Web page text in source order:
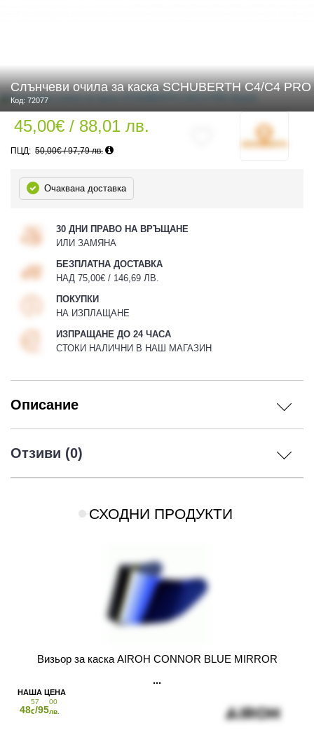
ЕКИПИРОВКА
Слънчеви очила за каска SCHUBERTH C4/C4 PRO
Код: 72077
45,00€ / 88,01 лв.
50,00€ / 97,79 лв.
Очаквана доставка
30 ДНИ ПРАВО НА ВРЪЩАНЕ
ИЛИ ЗАМЯНА
БЕЗПЛАТНА ДОСТАВКА
НАД 75,00€ / 146,69 ЛВ.
ПОКУПКИ
НА ИЗПЛАЩАНЕ
ИЗПРАЩАНЕ ДО 24 ЧАСА
СТОКИ НАЛИЧНИ В НАШ МАГАЗИН
Описание
Отзиви (0)
СХОДНИ ПРОДУКТИ
Визьор за каска AIROH CONNOR BLUE MIRROR
48
57
€/95
00
лв.